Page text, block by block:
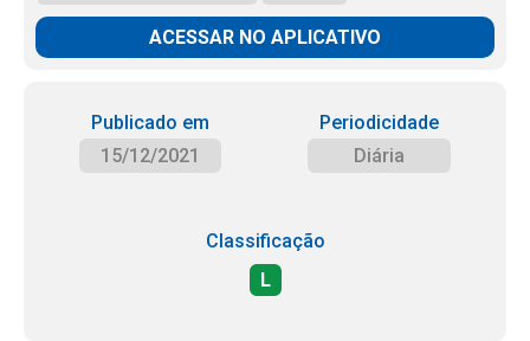
ACESSAR NO APLICATIVO
Publicado em
15/12/2021
Periodicidade
Diária
Classificação
L